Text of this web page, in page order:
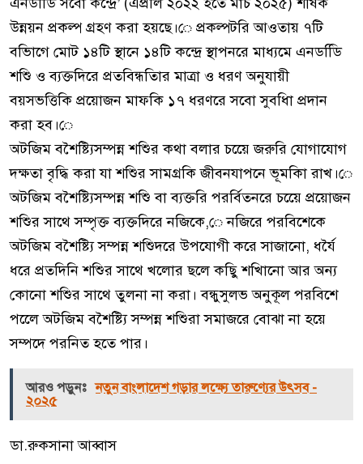
উন্নয়ন প্রকল্প গ্রহণ করা হয়ছে।ে প্রকল্পটরি আওতায় ৭টি
বভিাগে মোট ১৪টি স্থানে ১৪টি কন্দ্রে স্থাপনরে মাধ্যমে এনডডিি
শশিু ও ব্যক্তদিরে প্রতবিন্ধতিার মাত্রা ও ধরণ অনুযায়ী
বয়সভত্তিকি প্রয়োজন মাফকি ১৭ ধরণরে সবো সুবধিা প্রদান
করা হব।ে
অটজিম বশৈষ্ট্যিসম্পন্ন শশিুর কথা বলার চয়েে জরুরি যোগাযোগ
দক্ষতা বৃদ্ধি করা যা শশিুর সামগ্রকি জীবনযাপনে ভূমকিা রাখ।ে
অটজিম বশৈষ্ট্যিসম্পন্ন শশিু বা ব্যক্তরি পরর্বিতনরে চয়েে প্রয়োজন
শশিুর সাথে সম্পৃক্ত ব্যক্তদিরে নজিকে,ে নজিরে পরবিশেকে
অটজিম বশৈষ্ট্যি সম্পন্ন শশিুদরে উপযোগী করে সাজানো, ধর্যৈ
ধরে প্রতদিনি শশিুর সাথে খলোর ছলে কছিু শখিানো আর অন্য
কোনো শশিুর সাথে তুলনা না করা। বন্ধুসুলভ অনুকূল পরবিশে
পলেে অটজিম বশৈষ্ট্যি সম্পন্ন শশিুরা সমাজরে বোঝা না হয়ে
সম্পদে পরনিত হতে পার।
আরও পড়ুনঃ নতুন বাংলাদেশ গড়ার লক্ষ্যে তারুণ্যের উৎসব -
২০২৫
ডা.রুকসানা আব্বাস